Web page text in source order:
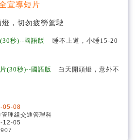
宣導短片
秒)--國語版
睡不上道，小睡15-20
(30秒)--國語版
白天開頭燈，意外不
08
理組交通管理科
：114-12-05